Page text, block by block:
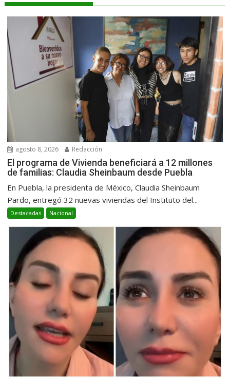
agosto 8, 2026 Redacción
El programa de Vivienda beneficiará a 12 millones
de familias: Claudia Sheinbaum desde Puebla
En Puebla, la presidenta de México, Claudia Sheinbaum
Pardo, entregó 32 nuevas viviendas del Instituto del...
Destacadas Nacional